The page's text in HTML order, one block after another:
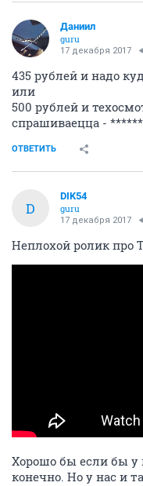
Даниил
guru
17 декабря 2017
435 рублей и надо
или
500 рублей и
спрашиваецца -
ОТВЕТИТЬ
D
DIK54
guru
17 декабря 2017
Неплохой ролик про
Хорошо бы если бы у
конечно. Но у нас и